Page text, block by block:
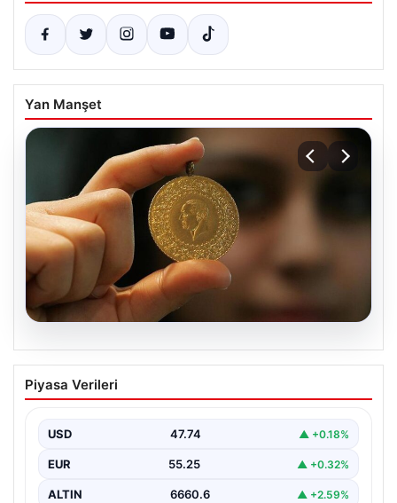
Yan Manşet
06.08.2026
22 Mayıs 2026 Güncel Altın Fiyatları ve
Analizi
hareketlilik yatırımcıların ve ilgili piyasa uzmanlarının
en…
Piyasa Verileri
USD 47.74 ▲ +0.18%
EUR 55.25 ▲ +0.32%
ALTIN 6660.6 ▲ +2.59%